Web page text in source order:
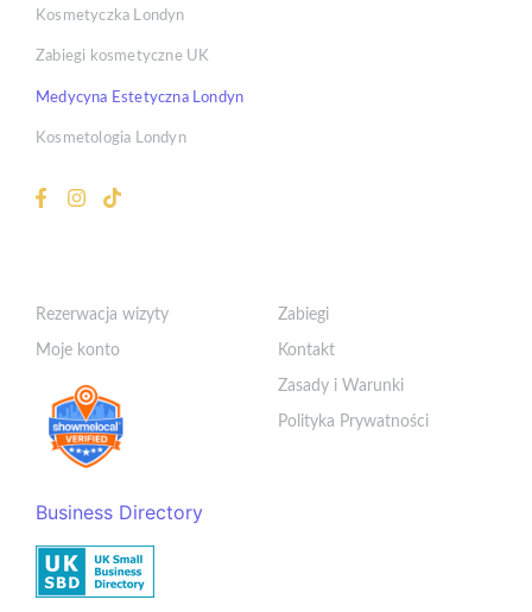
Kosmetyczka Londyn
Zabiegi kosmetyczne UK
Medycyna Estetyczna Londyn
Kosmetologia Londyn
Rezerwacja wizyty
Moje konto
Business Directory
Zabiegi
Kontakt
Zasady i Warunki
Polityka Prywatności